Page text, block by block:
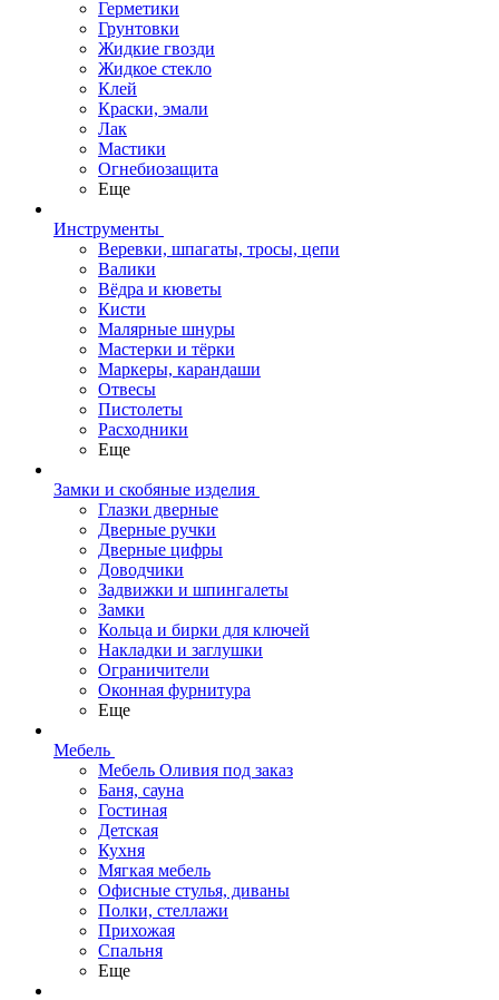
Герметики
Грунтовки
Жидкие гвозди
Жидкое стекло
Клей
Краски, эмали
Лак
Мастики
Огнебиозащита
Еще
Инструменты
Веревки, шпагаты, тросы, цепи
Валики
Вёдра и кюветы
Кисти
Малярные шнуры
Мастерки и тёрки
Маркеры, карандаши
Отвесы
Пистолеты
Расходники
Еще
Замки и скобяные изделия
Глазки дверные
Дверные ручки
Дверные цифры
Доводчики
Задвижки и шпингалеты
Замки
Кольца и бирки для ключей
Накладки и заглушки
Ограничители
Оконная фурнитура
Еще
Мебель
Мебель Оливия под заказ
Баня, сауна
Гостиная
Детская
Кухня
Мягкая мебель
Офисные стулья, диваны
Полки, стеллажи
Прихожая
Спальня
Еще